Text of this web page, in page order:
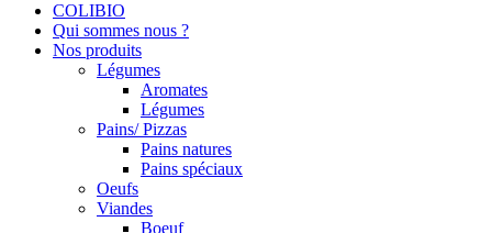
COLIBIO
Qui sommes nous ?
Nos produits
Légumes
Aromates
Légumes
Pains/ Pizzas
Pains natures
Pains spéciaux
Oeufs
Viandes
Boeuf